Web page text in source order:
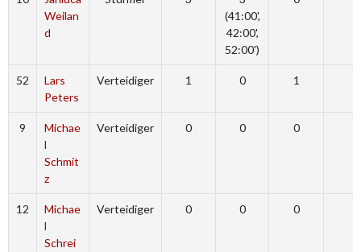
Weilan
d
(41:00',
42:00',
52:00')
52
Lars
Peters
Verteidiger 1 0 1
9
Michae
l
Schmit
z
Verteidiger 0 0 0
12
Michae
l
Schrei
Verteidiger 0 0 0